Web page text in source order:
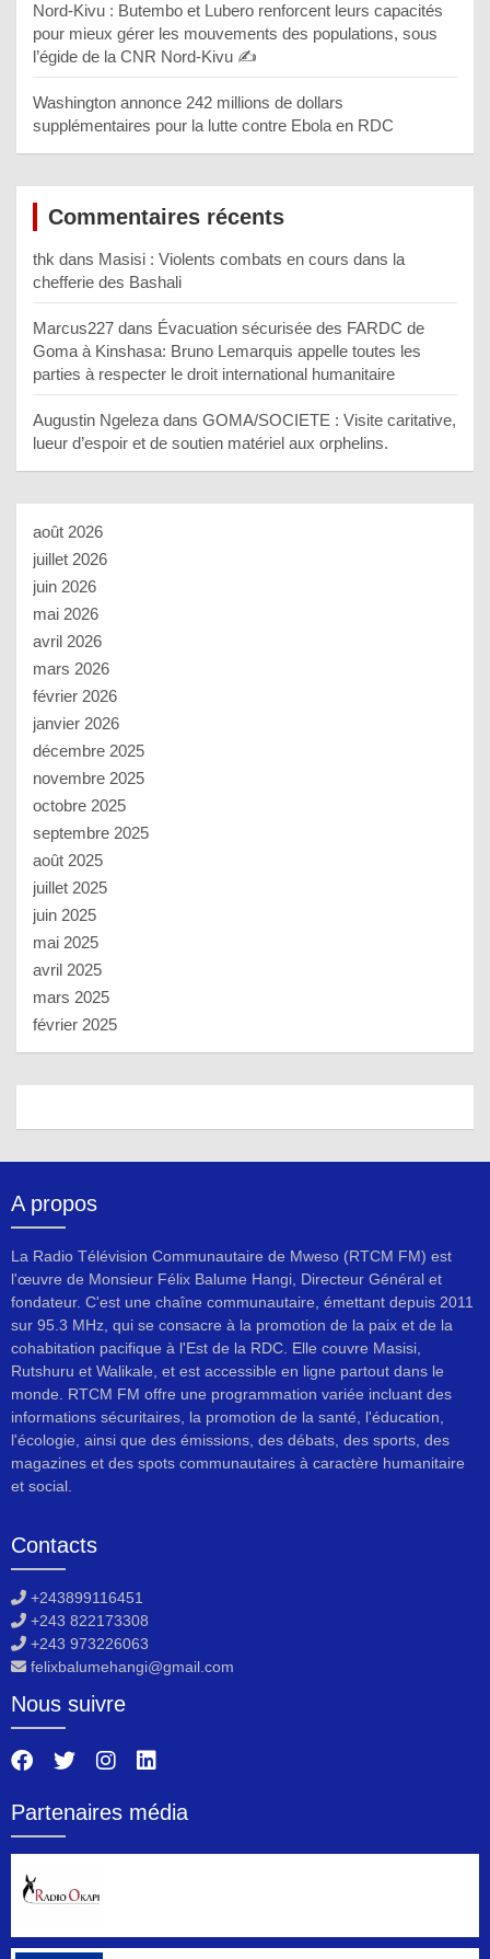
Nord-Kivu : Butembo et Lubero renforcent leurs capacités
pour mieux gérer les mouvements des populations, sous
l’égide de la CNR Nord-Kivu ✍️
Washington annonce 242 millions de dollars
supplémentaires pour la lutte contre Ebola en RDC
Commentaires récents
thk dans Masisi : Violents combats en cours dans la
chefferie des Bashali
Marcus227 dans Évacuation sécurisée des FARDC de
Goma à Kinshasa: Bruno Lemarquis appelle toutes les
parties à respecter le droit international humanitaire
Augustin Ngeleza dans GOMA/SOCIETE : Visite caritative,
lueur d’espoir et de soutien matériel aux orphelins.
août 2026
juillet 2026
juin 2026
mai 2026
avril 2026
mars 2026
février 2026
janvier 2026
décembre 2025
novembre 2025
octobre 2025
septembre 2025
août 2025
juillet 2025
juin 2025
mai 2025
avril 2025
mars 2025
février 2025
A propos
La Radio Télévision Communautaire de Mweso (RTCM FM) est
l'œuvre de Monsieur Félix Balume Hangi, Directeur Général et
fondateur. C'est une chaîne communautaire, émettant depuis 2011
sur 95.3 MHz, qui se consacre à la promotion de la paix et de la
cohabitation pacifique à l'Est de la RDC. Elle couvre Masisi,
Rutshuru et Walikale, et est accessible en ligne partout dans le
monde. RTCM FM offre une programmation variée incluant des
informations sécuritaires, la promotion de la santé, l'éducation,
l'écologie, ainsi que des émissions, des débats, des sports, des
magazines et des spots communautaires à caractère humanitaire
et social.
Contacts
+243899116451
+243 822173308
+243 973226063
felixbalumehangi@gmail.com
Nous suivre
Partenaires média